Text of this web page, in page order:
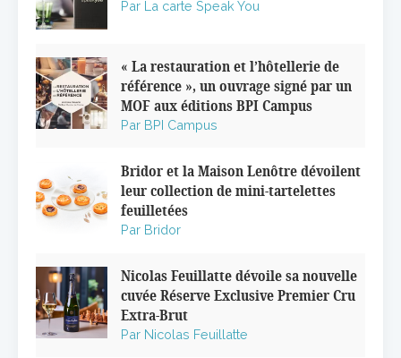
Par La carte Speak You
« La restauration et l’hôtellerie de
référence », un ouvrage signé par un
MOF aux éditions BPI Campus
Par BPI Campus
Bridor et la Maison Lenôtre dévoilent
leur collection de mini-tartelettes
feuilletées
Par Bridor
Nicolas Feuillatte dévoile sa nouvelle
cuvée Réserve Exclusive Premier Cru
Extra-Brut
Par Nicolas Feuillatte